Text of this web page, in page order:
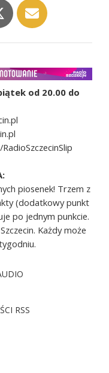
od 20.00 do
piosenek! Trzem z
(dodatkowy punkt
po jednym punkcie.
Każdy może
RSS